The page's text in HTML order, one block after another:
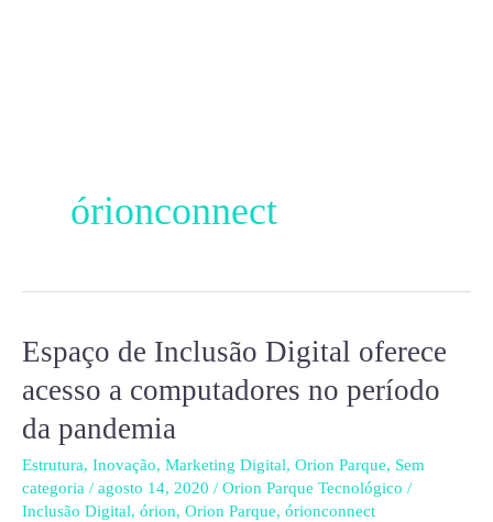
órionconnect
Espaço de Inclusão Digital oferece
acesso a computadores no período
da pandemia
Estrutura, Inovação, Marketing Digital, Orion Parque, Sem
categoria / agosto 14, 2020 / Orion Parque Tecnológico /
Inclusão Digital, órion, Orion Parque, órionconnect
Espaço
Inclusão
Digital
oferece
acesso